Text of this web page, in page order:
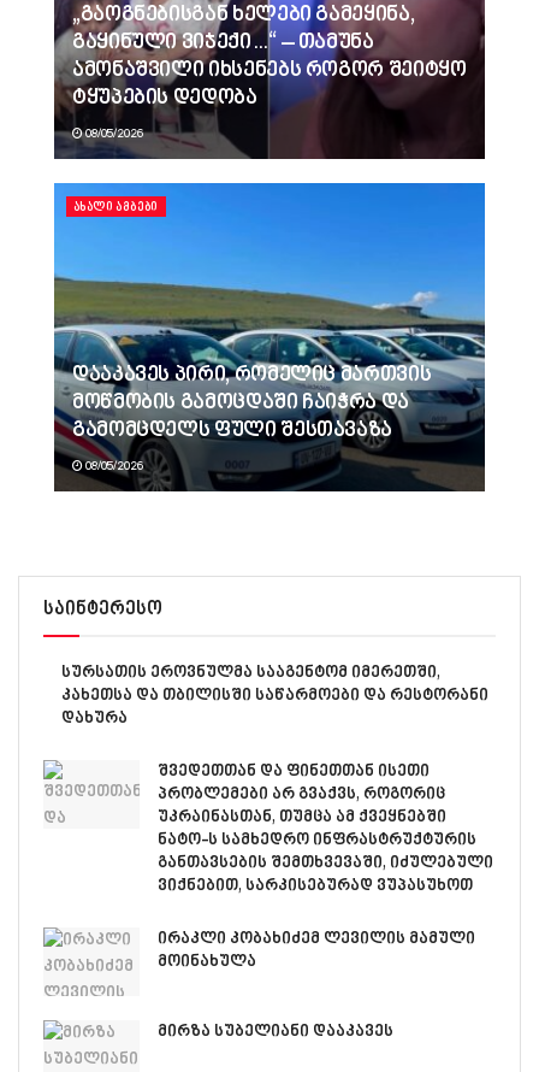
„გაოგნებისგან ხელები გამეყინა,
გაყინული ვიჯექი…“ – თამუნა
ამონაშვილი იხსენებს როგორ შეიტყო
ტყუპების დედობა
08/05/2026
ᲐᲮᲐᲚᲘ ᲐᲛᲑᲔᲑᲘ
დააკავეს პირი, რომელიც მართვის
მოწმობის გამოცდაში ჩაიჭრა და
გამომცდელს ფული შესთავაზა
08/05/2026
საინტერესო
სურსათის ეროვნულმა სააგენტომ იმერეთში,
კახეთსა და თბილისში საწარმოები და რესტორანი
დახურა
შვედეთთან და ფინეთთან ისეთი
პრობლემები არ გვაქვს, როგორიც
უკრაინასთან, თუმცა ამ ქვეყნებში
ნატო-ს სამხედრო ინფრასტრუქტურის
განთავსების შემთხვევაში, იძულებული
ვიქნებით, სარკისებურად ვუპასუხოთ
ირაკლი კობახიძემ ლევილის მამული
მოინახულა
მირზა სუბელიანი დააკავეს